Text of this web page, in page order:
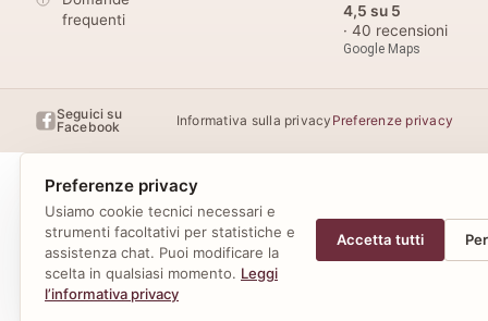
frequenti
4,5 su 5
· 40 recensioni
Google Maps
Seguici su
Facebook
Informativa sulla privacy Preferenze privacy
Preferenze privacy
Usiamo cookie tecnici necessari e
strumenti facoltativi per statistiche e
assistenza chat. Puoi modificare la
scelta in qualsiasi momento. Leggi
l’informativa privacy
Accetta tutti